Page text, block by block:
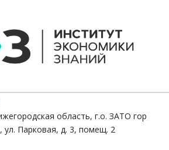
область, г.о. ЗАТО гор
, ул. Парковая, д. 3, помещ. 2